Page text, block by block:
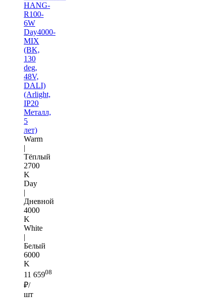
HANG-
R100-
6W
Day4000-
MIX
(BK,
130
deg,
48V,
DALI)
(Arlight,
IP20
Металл,
5
лет)
Warm
|
Тёплый
2700
K
Day
|
Дневной
4000
K
White
|
Белый
6000
K
11 65908
₽/
шт